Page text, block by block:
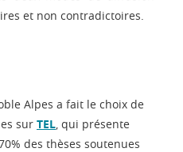
et non contradictoires.
Alpes a fait le choix de
sur TEL, qui présente
des thèses soutenues